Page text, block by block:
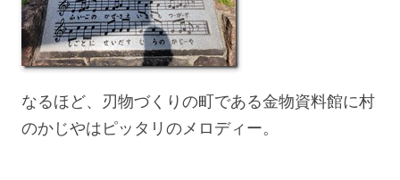
なるほど、刃物づくりの町である金物資料館に村
のかじやはピッタリのメロディー。